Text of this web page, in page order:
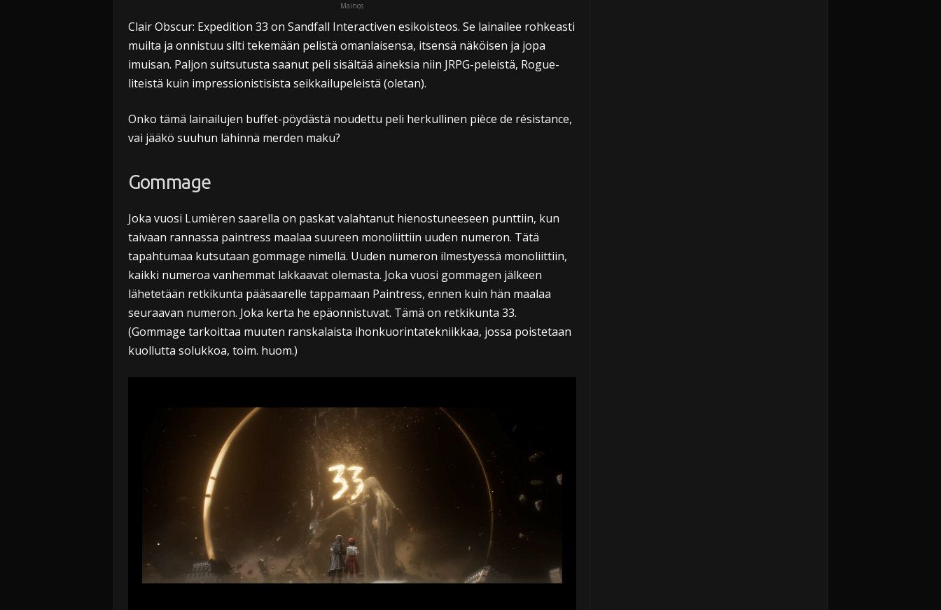
Mainos
Clair Obscur: Expedition 33 on Sandfall Interactiven esikoisteos. Se lainailee rohkeasti
muilta ja onnistuu silti tekemään pelistä omanlaisensa, itsensä näköisen ja jopa
imuisan. Paljon suitsutusta saanut peli sisältää aineksia niin JRPG-peleistä, Rogue-
liteistä kuin impressionistisista seikkailupeleistä (oletan).
Onko tämä lainailujen buffet-pöydästä noudettu peli herkullinen pièce de résistance,
vai jääkö suuhun lähinnä merden maku?
Gommage
Joka vuosi Lumièren saarella on paskat valahtanut hienostuneeseen punttiin, kun
taivaan rannassa paintress maalaa suureen monoliittiin uuden numeron. Tätä
tapahtumaa kutsutaan gommage nimellä. Uuden numeron ilmestyessä monoliittiin,
kaikki numeroa vanhemmat lakkaavat olemasta. Joka vuosi gommagen jälkeen
lähetetään retkikunta pääsaarelle tappamaan Paintress, ennen kuin hän maalaa
seuraavan numeron. Joka kerta he epäonnistuvat. Tämä on retkikunta 33.
(Gommage tarkoittaa muuten ranskalaista ihonkuorintatekniikkaa, jossa poistetaan
kuollutta solukkoa, toim. huom.)